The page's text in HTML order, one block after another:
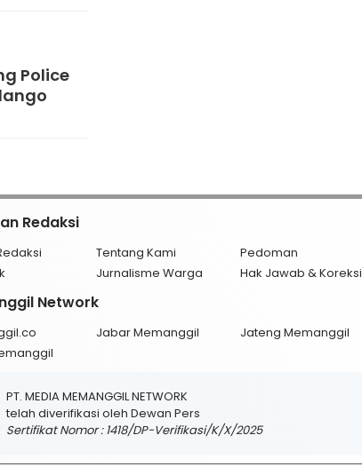
Police
Redaksi
Tentang Kami
Pedoman
Jurnalisme Warga Hak Jawab & Koreksi
Network
Jabar Memanggil
Jateng Memanggil
PT. MEDIA MEMANGGIL NETWORK
telah diverifikasi oleh Dewan Pers
Sertifikat Nomor : 1418/DP-Verifikasi/K/X/2025